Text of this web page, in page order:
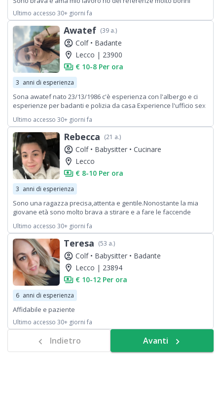
Ultimo accesso 30+ giorni fa
Awatef (39 a.)
account_circle Colf • Badante
location_on Lecco | 23900
payments € 10-8 Per ora
3 anni di esperienza
Sona awatef nato 23/13/1986 c'è esperienza con l'albergo e ci
esperienze per badanti e polizia da casa Experience l'ufficio sex
Ultimo accesso 30+ giorni fa
Rebecca (21 a.)
account_circle Colf • Babysitter • Cucinare
location_on Lecco
payments € 8-10 Per ora
3 anni di esperienza
Sono una ragazza precisa,attenta e gentile.Nonostante la mia
giovane età sono molto brava a stirare e a fare le faccende
Ultimo accesso 30+ giorni fa
Teresa (53 a.)
account_circle Colf • Babysitter • Badante
location_on Lecco | 23894
payments € 10-12 Per ora
6 anni di esperienza
Affidabile e paziente
Ultimo accesso 30+ giorni fa
chevron_left Indietro Avanti navigate_next